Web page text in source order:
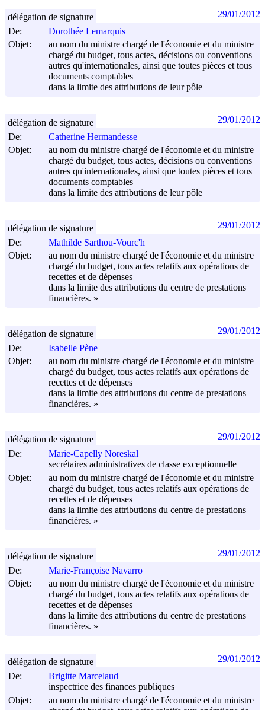
De:
Dorothée Lemarquis
Objet:
au nom du ministre chargé de l'économie et du ministre
chargé du budget, tous actes, décisions ou conventions
autres qu'internationales, ainsi que toutes pièces et tous
documents comptables
dans la limite des attributions de leur pôle
délégation de signature 29/01/2012
De:
Catherine Hermandesse
Objet:
au nom du ministre chargé de l'économie et du ministre
chargé du budget, tous actes, décisions ou conventions
autres qu'internationales, ainsi que toutes pièces et tous
documents comptables
dans la limite des attributions de leur pôle
délégation de signature 29/01/2012
De:
Mathilde Sarthou-Vourc'h
Objet:
au nom du ministre chargé de l'économie et du ministre
chargé du budget, tous actes relatifs aux opérations de
recettes et de dépenses
dans la limite des attributions du centre de prestations
financières. »
délégation de signature 29/01/2012
De:
Isabelle Pène
Objet:
au nom du ministre chargé de l'économie et du ministre
chargé du budget, tous actes relatifs aux opérations de
recettes et de dépenses
dans la limite des attributions du centre de prestations
financières. »
délégation de signature 29/01/2012
De:
Marie-Capelly Noreskal
secrétaires administratives de classe exceptionnelle
Objet:
au nom du ministre chargé de l'économie et du ministre
chargé du budget, tous actes relatifs aux opérations de
recettes et de dépenses
dans la limite des attributions du centre de prestations
financières. »
délégation de signature 29/01/2012
De:
Marie-Françoise Navarro
Objet:
au nom du ministre chargé de l'économie et du ministre
chargé du budget, tous actes relatifs aux opérations de
recettes et de dépenses
dans la limite des attributions du centre de prestations
financières. »
délégation de signature 29/01/2012
De:
Brigitte Marcelaud
inspectrice des finances publiques
Objet:
au nom du ministre chargé de l'économie et du ministre
délégation de signature 29/01/2012